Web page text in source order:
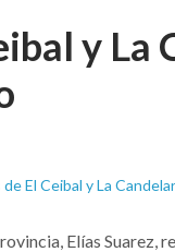
y
Elías Suarez,